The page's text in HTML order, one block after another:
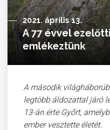
2021. április 13.
A 77 évvel
emlékeztünk
A második
legtöbb áldozattal járó
13-án érte Győrt,
ember vesztette életét.